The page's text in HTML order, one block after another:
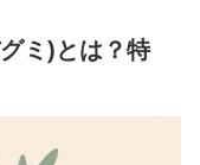
ミ)とは？特